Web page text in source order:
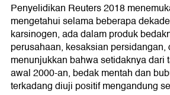
Penyelidikan Reuters 2018
mengetahui selama beberapa
karsinogen, ada dalam produk
perusahaan, kesaksian persidangan,
menunjukkan bahwa setidaknya dari
awal 2000-an, bedak mentah dan
terkadang diuji positif mengandung